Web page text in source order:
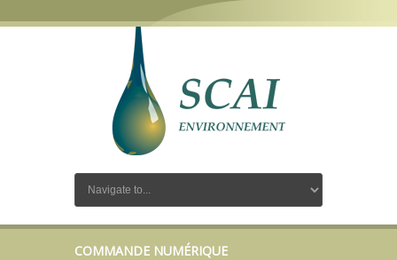
COMMANDE NUMÉRIQUE